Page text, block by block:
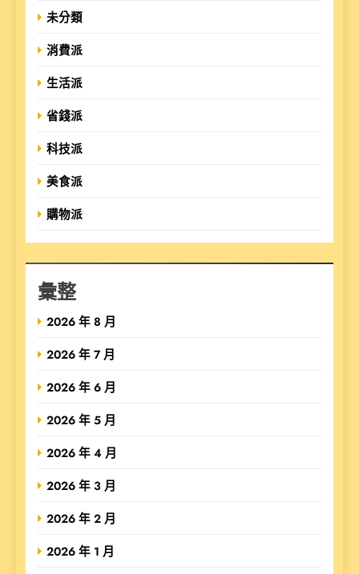
未分類
消費派
生活派
省錢派
科技派
美食派
購物派
彙整
2026 年 8 月
2026 年 7 月
2026 年 6 月
2026 年 5 月
2026 年 4 月
2026 年 3 月
2026 年 2 月
2026 年 1 月